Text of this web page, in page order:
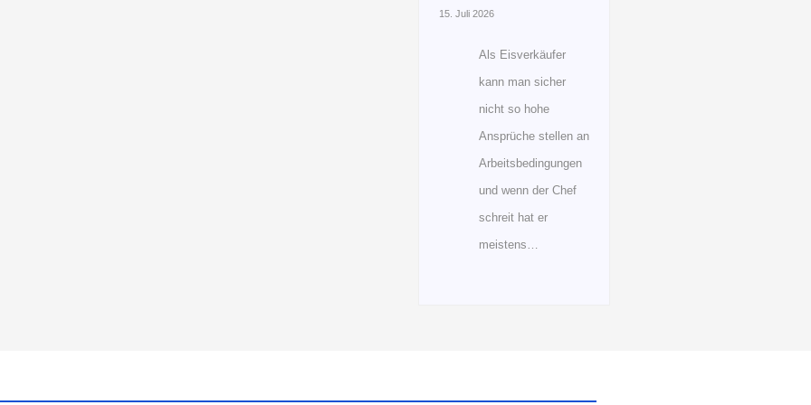
15. Juli 2026
Als Eisverkäufer
kann man sicher
nicht so hohe
Ansprüche stellen an
Arbeitsbedingungen
und wenn der Chef
schreit hat er
meistens…